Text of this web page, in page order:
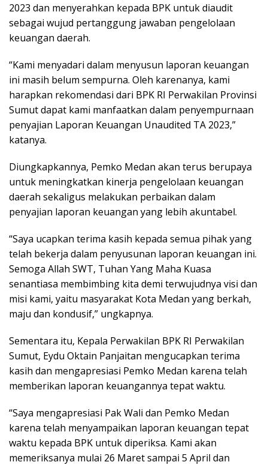
2023 dan menyerahkan kepada BPK untuk diaudit
sebagai wujud pertanggung jawaban pengelolaan
keuangan daerah.
“Kami menyadari dalam menyusun laporan keuangan
ini masih belum sempurna. Oleh karenanya, kami
harapkan rekomendasi dari BPK RI Perwakilan Provinsi
Sumut dapat kami manfaatkan dalam penyempurnaan
penyajian Laporan Keuangan Unaudited TA 2023,”
katanya.
Diungkapkannya, Pemko Medan akan terus berupaya
untuk meningkatkan kinerja pengelolaan keuangan
daerah sekaligus melakukan perbaikan dalam
penyajian laporan keuangan yang lebih akuntabel.
“Saya ucapkan terima kasih kepada semua pihak yang
telah bekerja dalam penyusunan laporan keuangan ini.
Semoga Allah SWT, Tuhan Yang Maha Kuasa
senantiasa membimbing kita demi terwujudnya visi dan
misi kami, yaitu masyarakat Kota Medan yang berkah,
maju dan kondusif,” ungkapnya.
Sementara itu, Kepala Perwakilan BPK RI Perwakilan
Sumut, Eydu Oktain Panjaitan mengucapkan terima
kasih dan mengapresiasi Pemko Medan karena telah
memberikan laporan keuangannya tepat waktu.
“Saya mengapresiasi Pak Wali dan Pemko Medan
karena telah menyampaikan laporan keuangan tepat
waktu kepada BPK untuk diperiksa. Kami akan
memeriksanya mulai 26 Maret sampai 5 April dan